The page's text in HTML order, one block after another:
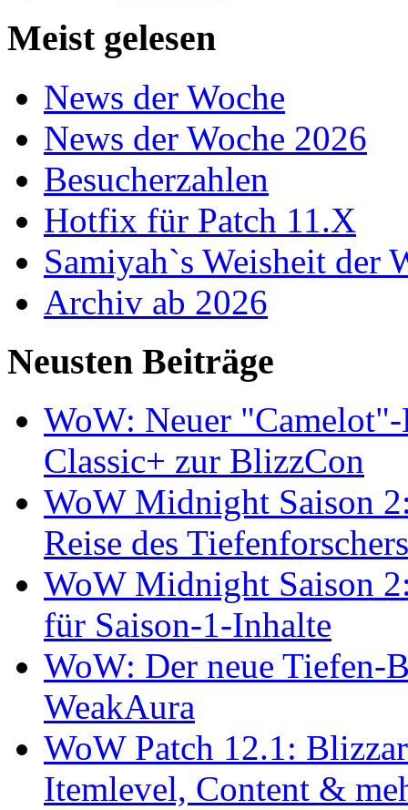
Meist gelesen
News der Woche
News der Woche 2026
Besucherzahlen
Hotfix für Patch 11.X
Samiyah`s Weisheit der
Archiv ab 2026
Neusten Beiträge
WoW: Neuer
Classic+ zur BlizzCon
WoW Midnight Saison
Reise des Tiefenforschers
WoW Midnight Saison
für Saison-1-Inhalte
WoW: Der neue Tiefen-
WeakAura
WoW Patch 12.1:
Itemlevel, Content &